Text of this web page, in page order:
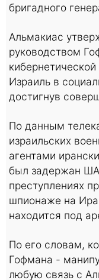
бригадного
Альмакиас
руководством
Израиль в
достигнув
По данным
израильских
агентами
был задержан
преступлениях
шпионаже на
находится под
По его словам,
Гофмана -
любую связь с